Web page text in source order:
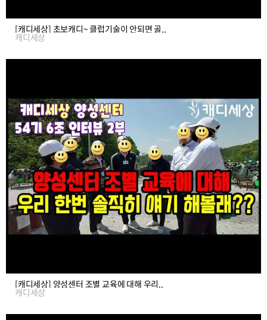
[캐디세상] 초보캐디~ 클럽기술이 안되면 골..
캐디세상
[캐디세상] 양성센터 조별 교육에 대해 우리..
캐디세상